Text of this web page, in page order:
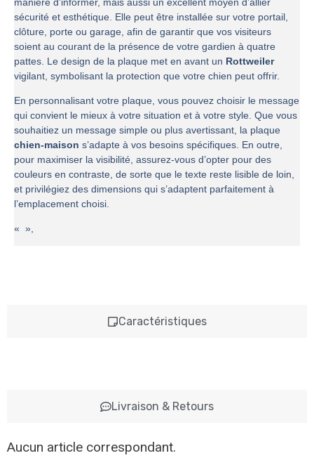
Caractéristiques
Livraison & Retours
manière d’informer, mais aussi un excellent moyen d’allier
sécurité et esthétique. Elle peut être installée sur votre portail,
clôture, porte ou garage, afin de garantir que vos visiteurs
soient au courant de la présence de votre gardien à quatre
pattes. Le design de la plaque met en avant un Rottweiler
vigilant, symbolisant la protection que votre chien peut offrir.
En personnalisant votre plaque, vous pouvez choisir le message
qui convient le mieux à votre situation et à votre style. Que vous
souhaitiez un message simple ou plus avertissant, la plaque
chien-maison s’adapte à vos besoins spécifiques. En outre,
pour maximiser la visibilité, assurez-vous d’opter pour des
couleurs en contraste, de sorte que le texte reste lisible de loin,
et privilégiez des dimensions qui s’adaptent parfaitement à
l’emplacement choisi.
« »,
Aucun article correspondant.